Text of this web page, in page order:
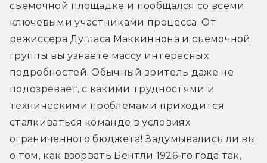
съемочной площадке и пообщался со всеми
ключевыми участниками процесса. От
режиссера Дугласа Маккиннона и съемочной
группы вы узнаете массу интересных
подробностей. Обычный зритель даже не
подозревает, с какими трудностями и
техническими проблемами приходится
сталкиваться команде в условиях
ограниченного бюджета! Задумывались ли вы
о том, как взорвать Бентли 1926-го года так,